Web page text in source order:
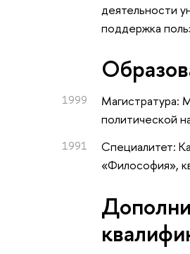
деятельности
поддержка
1999
Магистратура:
политической
1991
Специалитет:
«Философия»,